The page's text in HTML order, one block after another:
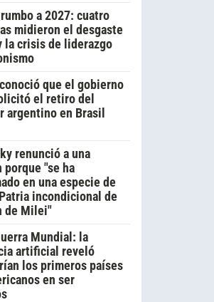
a 2027: cuatro
midieron el desgaste
la crisis de liderazgo
que el gobierno
el retiro del
argentino en Brasil
renunció a una
porque "se ha
en una especie de
incondicional de
de Milei"
Mundial: la
artificial reveló
los primeros países
en ser